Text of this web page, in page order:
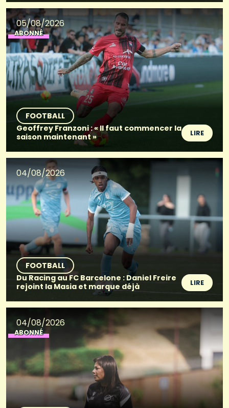
05/08/2026
ABONNÉ
FOOTBALL
Geoffrey Franzoni : « Il faut commencer la
saison maintenant »
LIRE
04/08/2026
FOOTBALL
Du Racing au FC Barcelone : Daniel Freire
rejoint la Masia et marque déjà
LIRE
04/08/2026
ABONNÉ